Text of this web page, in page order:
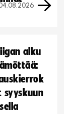
alku
syyskuun